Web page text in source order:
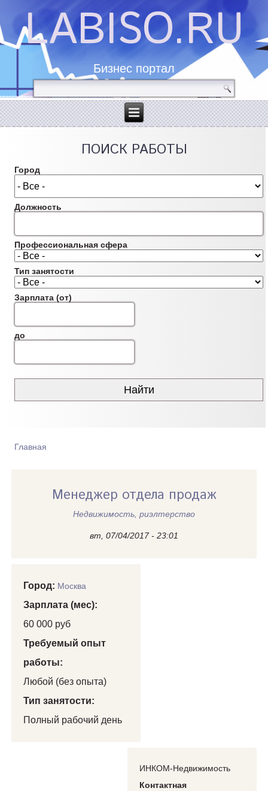
LABISO.RU
Бизнес портал
ПОИСК РАБОТЫ
Город
Должность
Профессиональная сфера
Тип занятости
Зарплата (от)
до
ВЫ ЗДЕСЬ
Главная
Менеджер отдела продаж
Недвижимость, риэлтeрство
вт, 07/04/2017 - 23:01
Город: Москва
Зарплата (мес):
60 000 руб
Требуемый опыт
работы:
Любой (без опыта)
Тип занятости:
Полный рабочий день
ИНКОМ-Недвижимость
Контактная